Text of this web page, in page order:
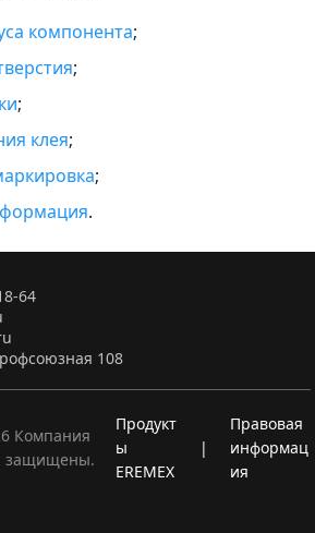
компонента;
;
;
клея;
;
.
64
108
Компания
защищены.
Продукт
ы
EREMEX
|
Правовая
информац
ия